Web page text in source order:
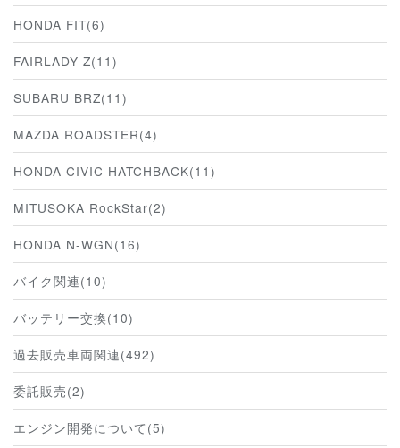
HONDA FIT(6)
FAIRLADY Z(11)
SUBARU BRZ(11)
MAZDA ROADSTER(4)
HONDA CIVIC HATCHBACK(11)
MITUSOKA RockStar(2)
HONDA N-WGN(16)
バイク関連(10)
バッテリー交換(10)
過去販売車両関連(492)
委託販売(2)
エンジン開発について(5)